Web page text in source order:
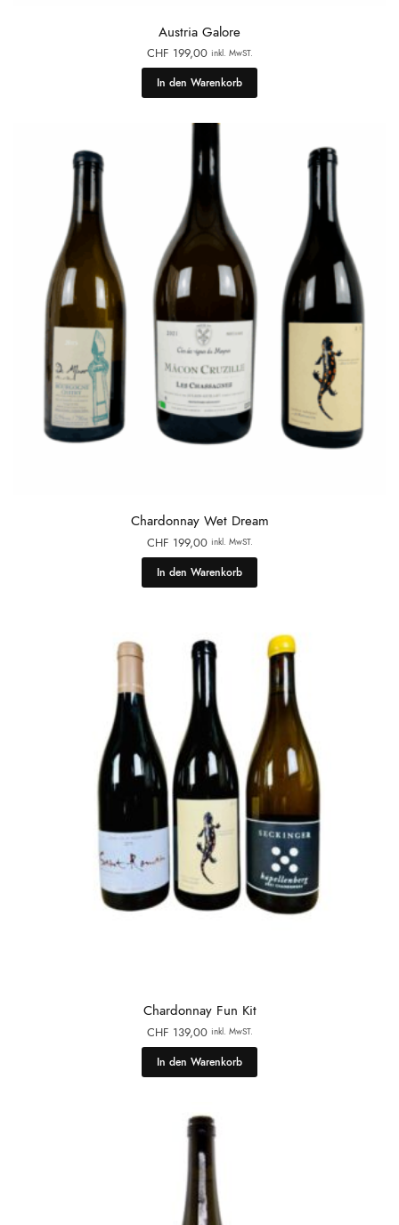
Austria Galore
CHF 199,00 inkl. MwST.
In den Warenkorb
Chardonnay Wet Dream
CHF 199,00 inkl. MwST.
In den Warenkorb
Chardonnay Fun Kit
CHF 139,00 inkl. MwST.
In den Warenkorb